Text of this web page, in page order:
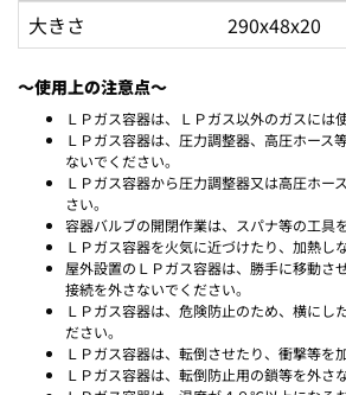
大きさ
290x48x20
～使用上の注意点～
ＬＰガス容器は、ＬＰガス以外のガスには
ＬＰガス容器は、圧力調整器、高圧ホース
ないでください。
ＬＰガス容器から圧力調整器又は高圧ホー
さい。
容器バルブの開閉作業は、スパナ等の工具
ＬＰガス容器を火気に近づけたり、加熱し
屋外設置のＬＰガス容器は、勝手に移動さ
接続を外さないでください。
ＬＰガス容器は、危険防止のため、横にし
ださい。
ＬＰガス容器は、転倒させたり、衝撃等を
ＬＰガス容器は、転倒防止用の鎖等を外さ